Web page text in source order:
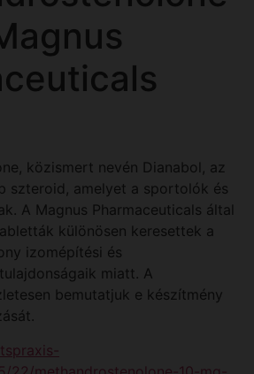
közismert nevén Dianabol, az
szteroid, amelyet a sportolók és
A Magnus Pharmaceuticals által
különösen keresettek a
izomépítési és
miatt. A
bemutatjuk e készítmény